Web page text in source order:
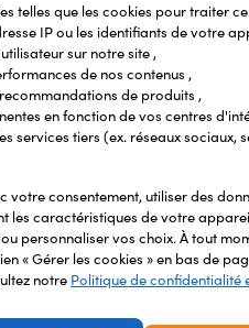
extérieure
Code :
- sur batterie
1080p extérieure à vision
à fonctionnement autonome
en cas de détection sonore ou
En stock
telles que les cookies pour traiter
IP ou les identifiants de votre
sur notre site ,
de nos contenus ,
de produits ,
en fonction de vos centres
services tiers (ex. réseaux sociaux,
votre consentement, utiliser des
les caractéristiques de votre
personnaliser vos choix. À tout
« Gérer les cookies » en bas de
notre Politique de confidentialité